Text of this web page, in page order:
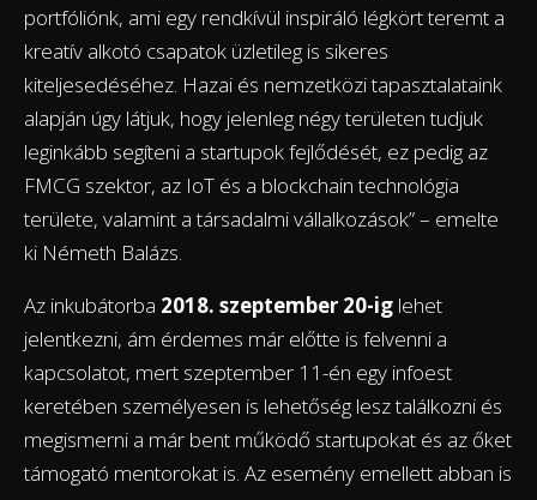
portfóliónk, ami egy rendkívül inspiráló légkört teremt a
kreatív alkotó csapatok üzletileg is sikeres
kiteljesedéséhez. Hazai és nemzetközi tapasztalataink
alapján úgy látjuk, hogy jelenleg négy területen tudjuk
leginkább segíteni a startupok fejlődését, ez pedig az
FMCG szektor, az IoT és a blockchain technológia
területe, valamint a társadalmi vállalkozások” – emelte
ki Németh Balázs.
Az inkubátorba 2018. szeptember 20-ig lehet
jelentkezni, ám érdemes már előtte is felvenni a
kapcsolatot, mert szeptember 11-én egy infoest
keretében személyesen is lehetőség lesz találkozni és
megismerni a már bent működő startupokat és az őket
támogató mentorokat is. Az esemény emellett abban is